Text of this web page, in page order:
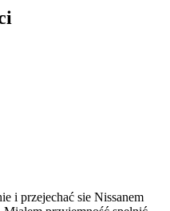
i przejechać sie Nissanem